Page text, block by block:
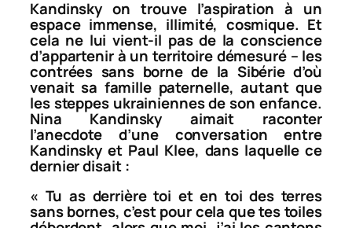
Kandinsky on trouve l’aspiration à un
espace immense, illimité, cosmique. Et
cela ne lui vient-il pas de la conscience
d’appartenir à un territoire démesuré – les
contrées sans borne de la Sibérie d’où
venait sa famille paternelle, autant que
les steppes ukrainiennes de son enfance.
Nina Kandinsky aimait raconter
l’anecdote d’une conversation entre
Kandinsky et Paul Klee, dans laquelle ce
dernier disait :
« Tu as derrière toi et en toi des terres
sans bornes, c’est pour cela que tes toiles